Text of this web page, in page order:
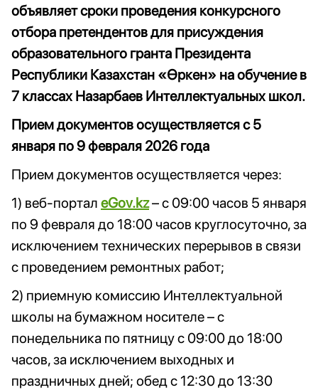
объявляет сроки проведения конкурсного
отбора претендентов для присуждения
образовательного гранта Президента
Республики Казахстан «Өркен» на обучение в
7 классах Назарбаев Интеллектуальных школ.
Прием документов осуществляется с 5
января по 9 февраля 2026 года
Прием документов осуществляется через:
1) веб-портал eGov.kz– с 09:00 часов 5 января
по 9 февраля до 18:00 часов круглосуточно, за
исключением технических перерывов в связи
с проведением ремонтных работ;
2) приемную комиссию Интеллектуальной
школы на бумажном носителе – с
понедельника по пятницу с 09:00 до 18:00
часов, за исключением выходных и
праздничных дней; обед с 12:30 до 13:30